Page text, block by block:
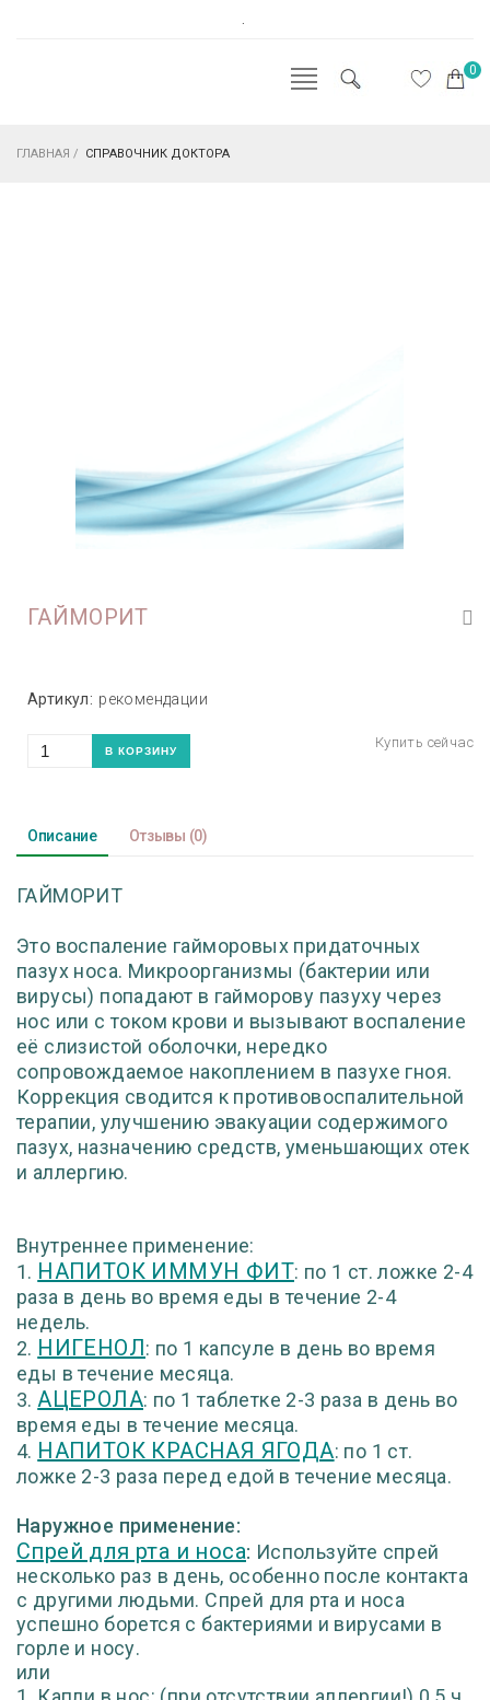
.
0
ГЛАВНАЯ / СПРАВОЧНИК ДОКТОРА
ГАЙМОРИТ
Артикул: рекомендации
Описание Отзывы (0)
ГАЙМОРИТ
Это воспаление гайморовых придаточных
пазух носа. Микроорганизмы (бактерии или
вирусы) попадают в гайморову пазуху через
нос или с током крови и вызывают воспаление
её слизистой оболочки, нередко
сопровождаемое накоплением в пазухе гноя.
Коррекция сводится к противовоспалительной
терапии, улучшению эвакуации содержимого
пазух, назначению средств, уменьшающих отек
и аллергию.
Внутреннее применение:
1. НАПИТОК ИММУН ФИТ: по 1 ст. ложке 2-4
раза в день во время еды в течение 2-4
недель.
2. НИГЕНОЛ: по 1 капсуле в день во время
еды в течение месяца.
3. АЦЕРОЛА: по 1 таблетке 2-3 раза в день во
время еды в течение месяца.
4. НАПИТОК КРАСНАЯ ЯГОДА: по 1 ст.
ложке 2-3 раза перед едой в течение месяца.
Наружное применение:
Спрей для рта и носа: Используйте спрей
несколько раз в день, особенно после контакта
с другими людьми. Спрей для рта и носа
успешно борется с бактериями и вирусами в
горле и носу.
или